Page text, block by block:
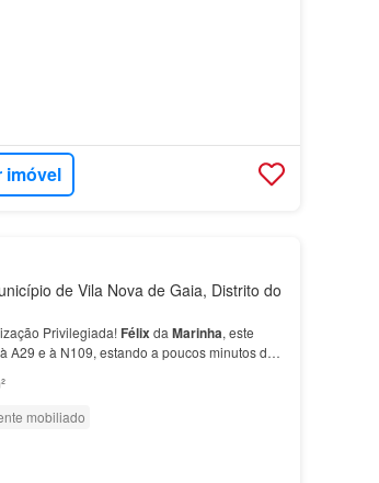
imóvel
de Vila Nova de Gaia, Distrito do
Privilegiada! Félixda Marinha, este
A29 e à N109, estando a poucos minutos de
praias…
mobiliado